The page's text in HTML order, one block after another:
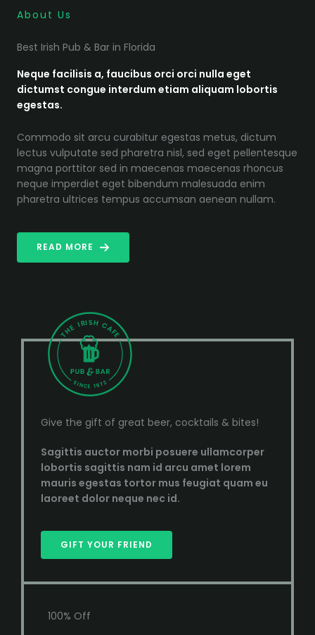
About Us
Best Irish Pub & Bar in Florida
Neque facilisis a, faucibus orci orci nulla eget
dictumst congue interdum etiam aliquam lobortis
egestas.
Commodo sit arcu curabitur egestas metus, dictum
lectus vulputate sed pharetra nisl, sed eget pellentesque
magna porttitor sed in maecenas maecenas rhoncus
neque imperdiet eget bibendum malesuada enim
pharetra ultrices tempus accumsan aenean nullam.
READ MORE
100% Off
Give the gift of great beer, cocktails & bites!
Sagittis auctor morbi posuere ullamcorper
lobortis sagittis nam id arcu amet lorem
mauris egestas tortor mus feugiat quam eu
laoreet dolor neque nec id.
GIFT YOUR FRIEND